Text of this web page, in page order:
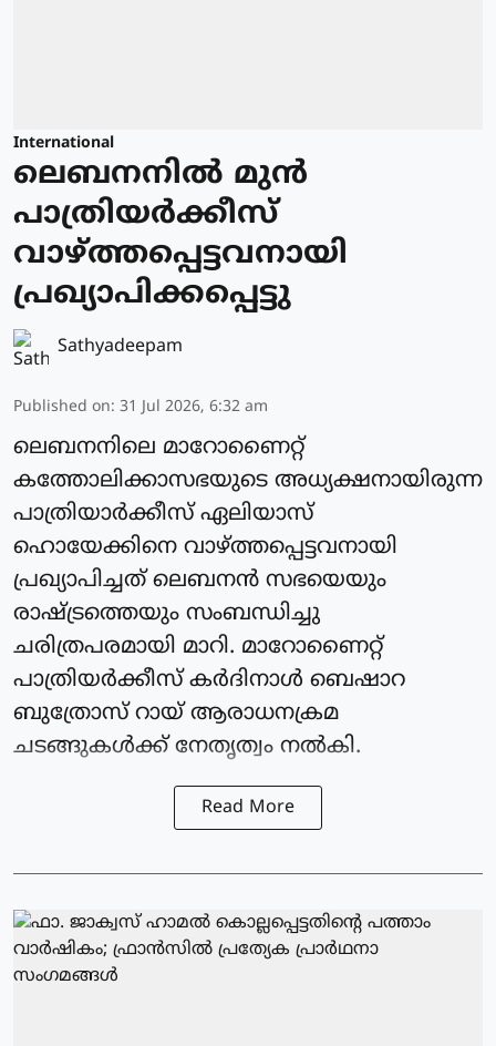
International
ലെബനനില്‍ മുന്‍
പാത്രിയര്‍ക്കീസ്
വാഴ്ത്തപ്പെട്ടവനായി
പ്രഖ്യാപിക്കപ്പെട്ടു
Sathyadeepam
Published on: 31 Jul 2026, 6:32 am
ലെബനനിലെ മാറോണൈറ്റ്
കത്തോലിക്കാസഭയുടെ അധ്യക്ഷനായിരുന്ന
പാത്രിയാര്‍ക്കീസ് ഏലിയാസ്
ഹൊയേക്കിനെ വാഴ്ത്തപ്പെട്ടവനായി
പ്രഖ്യാപിച്ചത് ലെബനന്‍ സഭയെയും
രാഷ്ട്രത്തെയും സംബന്ധിച്ചു
ചരിത്രപരമായി മാറി. മാറോണൈറ്റ്
പാത്രിയര്‍ക്കീസ് കർദിനാള്‍ ബെഷാറ
ബുത്രോസ് റായ് ആരാധനക്രമ
ചടങ്ങുകള്‍ക്ക് നേതൃത്വം നല്‍കി.
Read More